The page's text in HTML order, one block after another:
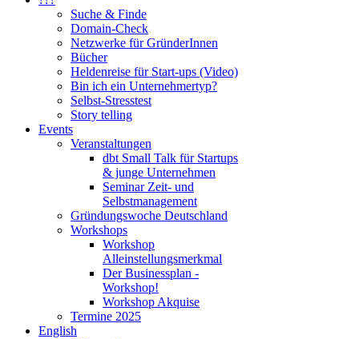
Suche & Finde
Domain-Check
Netzwerke für GründerInnen
Bücher
Heldenreise für Start-ups (Video)
Bin ich ein Unternehmertyp?
Selbst-Stresstest
Story telling
Events
Veranstaltungen
dbt Small Talk für Startups
& junge Unternehmen
Seminar Zeit- und
Selbstmanagement
Gründungswoche Deutschland
Workshops
Workshop
Alleinstellungsmerkmal
Der Businessplan -
Workshop!
Workshop Akquise
Termine 2025
English